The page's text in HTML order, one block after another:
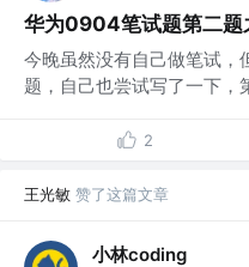
华为0904笔试题第二题
今晚虽然没有自己做笔试，
题，自己也尝试写了一下，
2
王光敏 赞了这篇文章
小林coding